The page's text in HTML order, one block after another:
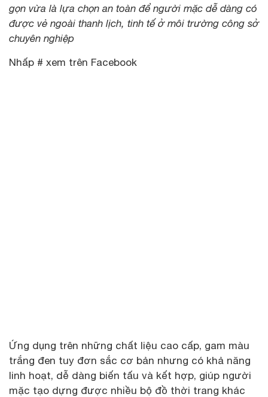
gọn vừa là lựa chọn an toàn để người mặc dễ dàng có
được vẻ ngoài thanh lịch, tinh tế ở môi trường công sở
chuyên nghiệp
Nhấp # xem trên Facebook
Ứng dụng trên những chất liệu cao cấp, gam màu
trắng đen tuy đơn sắc cơ bản nhưng có khả năng
linh hoạt, dễ dàng biến tấu và kết hợp, giúp người
mặc tạo dựng được nhiều bộ đồ thời trang khác